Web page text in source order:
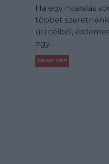
Ha egy nyaralás
többet
úti célból,
egy…
DRIVE-TIPP